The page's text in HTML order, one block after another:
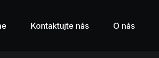
Kontaktujte nás O nás